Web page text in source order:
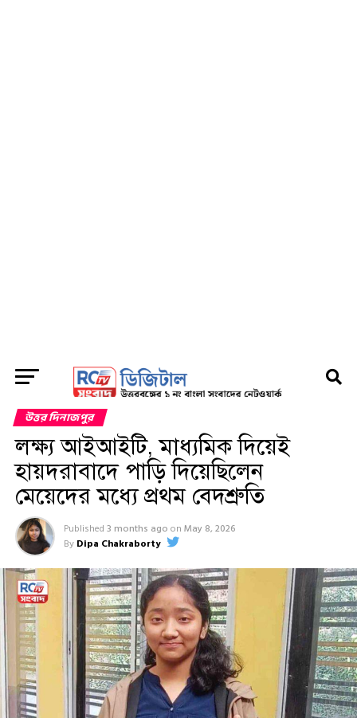
উত্তর দিনাজপুর
লক্ষ্য আইআইটি, মাধ্যমিক দিয়েই
হায়দরাবাদে পাড়ি দিয়েছিলেন
মেয়েদের মধ্যে প্রথম বেদশ্রুতি
Published 3 months ago on May 8, 2026
By Dipa Chakraborty